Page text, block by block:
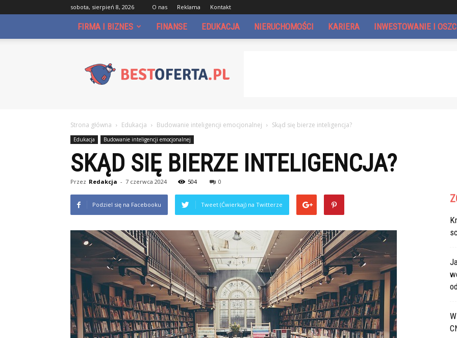
sobota, sierpień 8, 2026 O nas Reklama Kontakt
FIRMA I BIZNES FINANSE EDUKACJA NIERUCHOMOŚCI KARIERA INWESTOWANIE I
Strona główna Edukacja Budowanie inteligencji emocjonalnej Skąd się bierze inteligencja?
Edukacja Budowanie inteligencji emocjonalnej
SKĄD SIĘ BIERZE INTELIGENCJA?
Przez Redakcja - 7 czerwca 2024 504 0
Podziel się na Facebooku Tweet (Ćwierkaj) na Twitterze